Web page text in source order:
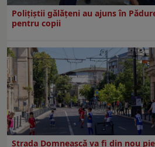
Polițiștii gălățeni au ajuns în
pentru copii
Strada Domnească va fi din nou